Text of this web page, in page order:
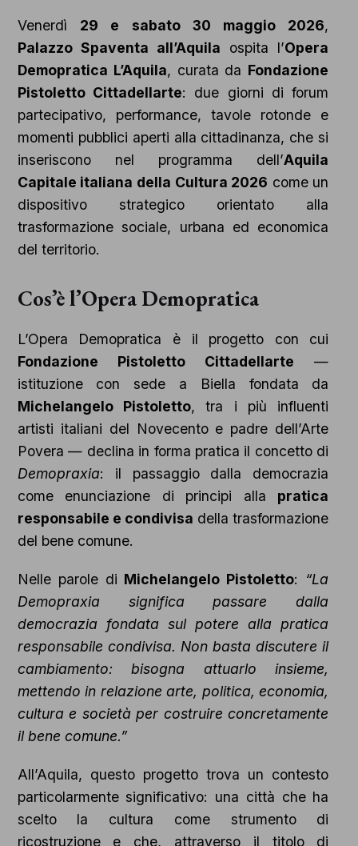
Venerdì 29 e sabato 30 maggio 2026,
Palazzo Spaventa all’Aquila ospita l’Opera
Demopratica L’Aquila, curata da Fondazione
Pistoletto Cittadellarte: due giorni di forum
partecipativo, performance, tavole rotonde e
momenti pubblici aperti alla cittadinanza, che si
inseriscono nel programma dell’Aquila
Capitale italiana della Cultura 2026 come un
dispositivo strategico orientato alla
trasformazione sociale, urbana ed economica
del territorio.
Cos’è l’Opera Demopratica
L’Opera Demopratica è il progetto con cui
Fondazione Pistoletto Cittadellarte —
istituzione con sede a Biella fondata da
Michelangelo Pistoletto, tra i più influenti
artisti italiani del Novecento e padre dell’Arte
Povera — declina in forma pratica il concetto di
Demopraxia: il passaggio dalla democrazia
come enunciazione di principi alla pratica
responsabile e condivisa della trasformazione
del bene comune.
Nelle parole di Michelangelo Pistoletto: “La
Demopraxia significa passare dalla
democrazia fondata sul potere alla pratica
responsabile condivisa. Non basta discutere il
cambiamento: bisogna attuarlo insieme,
mettendo in relazione arte, politica, economia,
cultura e società per costruire concretamente
il bene comune.”
All’Aquila, questo progetto trova un contesto
particolarmente significativo: una città che ha
scelto la cultura come strumento di
ricostruzione e che, attraverso il titolo di